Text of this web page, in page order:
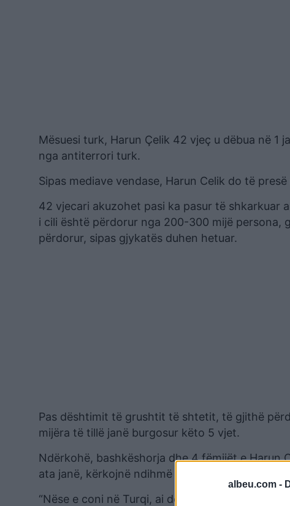
albeu.com -
Mësuesi turk, Harun Çelik 42 vjeç u dëbua në 1
nga antiterrori turk.
Sipas mediave vendase, Harun Celik do të
42 vjecari akuzohet pasi ka pasur të shkarkuar
i cili është përdorur nga 200-300 mijë persona,
përdorur, sipas gjykatës duhen hetuar.
Pas dështimit të grushtit të shtetit, të gjithë
mijëra të tillë janë burgosur këto 5 vjet.
Ndërkohë, bashkëshorja dhe 4 fëmijët e Harun
ata janë, kërkojnë ndihmë për shpëtuar babain e
“Nëse e coni në Turqi, ai do të arrestohet dhe